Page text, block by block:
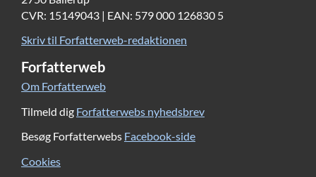
CVR: 15149043 | EAN: 579 000 126830 5
Skriv til Forfatterweb-redaktionen
Forfatterweb
Om Forfatterweb
Tilmeld dig Forfatterwebs nyhedsbrev
Besøg Forfatterwebs Facebook-side
Cookies